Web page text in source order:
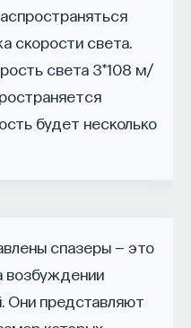
скорости света.
света 3*108 м/
будет несколько
спазеры — это
возбуждении
Они представляют
пользуется тем,
первое образование,
цели
в центре находится
не рынок труда.
типа
способного